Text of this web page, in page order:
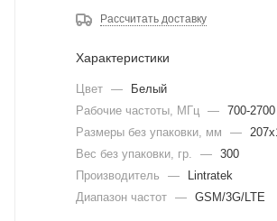
Рассчитать доставку
Характеристики
Цвет —
Белый
Рабочие частоты, МГц
— 700-2700
Размеры без упаковки, мм
—
Вес без упаковки, гр.
— 300
Производитель
—
Lintratek
Диапазон частот — GSM/3G/LTE